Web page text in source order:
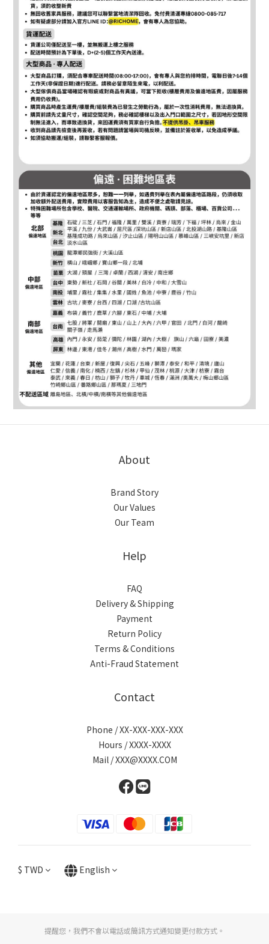
About
Brand Story
Our Values
Our Team
Help
FAQ
Delivery & Shipping
Payment
Return Policy
Terms & Conditions
Anti-Fraud Statement
Contact
Phone / XX-XXX-XXX-XXX
Hours / XXXX-XXXX
Mail / XXX@XXXX.COM
$ TWD English
提醒您，我們不會以電話或簡訊方式通知變更付款方式。